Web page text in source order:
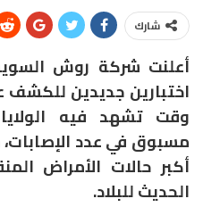
شارك
أعلنت شركة روش
اختبارين جديدين للكشف
وقت تشهد فيه
مسبوق في عدد
أكبر حالات الأمراض
الحديث للبلاد.